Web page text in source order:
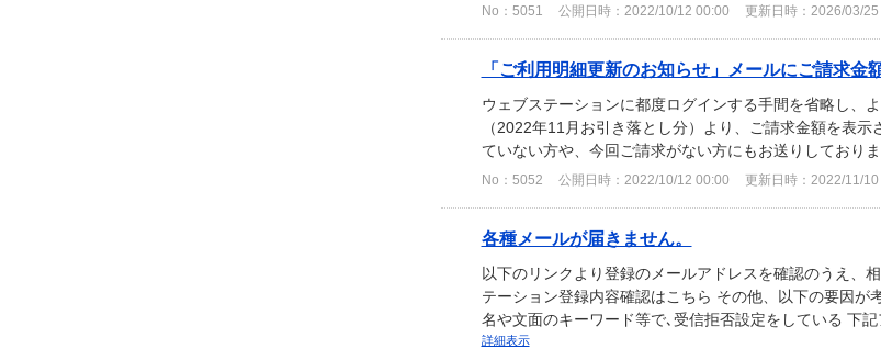
No：5051 公開日時：2022/10/12 00:00 更新日時：2026/03/25
「ご利用明細更新のお知らせ」メールにご請求
ウェブステーションに都度ログインする手間を省略し、
（2022年11月お引き落とし分）より、ご請求金額を表
ていない方や、今回ご請求がない方にもお送りしており
No：5052 公開日時：2022/10/12 00:00 更新日時：2022/11/10
各種メールが届きません。
以下のリンクより登録のメールアドレスを確認のうえ、
テーション登録内容確認はこちら その他、以下の要因
名や文面のキーワード等で､受信拒否設定をしている 下
詳細表示